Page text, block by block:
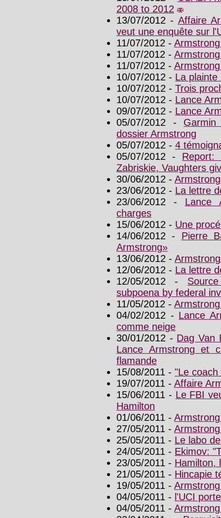
2008 to 2012
13/07/2012 - Affaire
veut une enquête sur
11/07/2012 -
11/07/2012 -
11/07/2012 -
10/07/2012 - La plainte
10/07/2012 - Trois
10/07/2012 - Lance
09/07/2012 - Lance
05/07/2012 -
dossier Armstrong
05/07/2012 - 4
05/07/2012 - Report:
Zabriskie, Vaughters
30/06/2012 -
23/06/2012 - La lettre
23/06/2012 - Lance
charges
15/06/2012 - Une
14/06/2012 - Pierre
Armstrong»
13/06/2012 -
12/06/2012 - La lettre
12/05/2012 -
subpoena by federal
11/05/2012 -
04/02/2012 - Lance
comme neige
30/01/2012 - Dag Van
Lance Armstrong et
flamande
15/08/2011 - "Le
19/07/2011 - Affaire
15/06/2011 - Le FBI
Hamilton
01/06/2011 -
27/05/2011 -
25/05/2011 - Le labo
24/05/2011 - Ekimov:
23/05/2011 - Hamilton,
21/05/2011 - Hincapie
19/05/2011 -
04/05/2011 - l'UCI
04/05/2011 -